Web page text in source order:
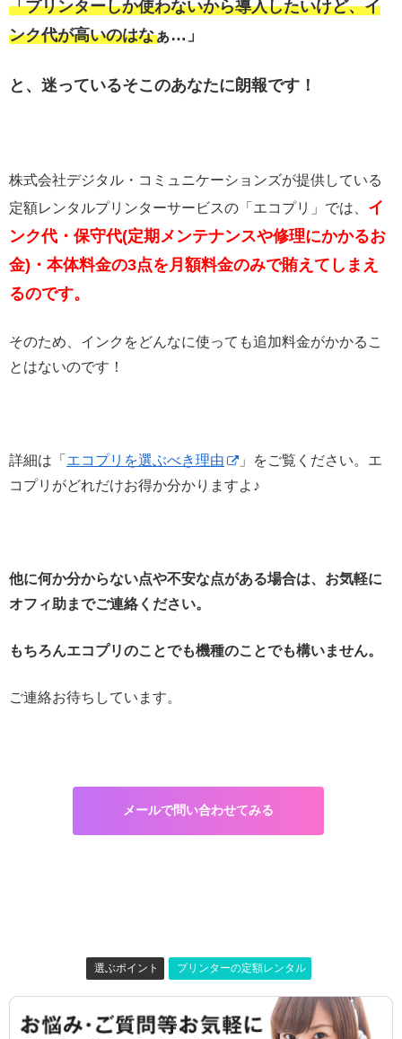
「プリンターしか使わないから導入したいけど、イ
ンク代が高いのはなぁ…」
と、迷っているそこのあなたに朗報です！
株式会社デジタル・コミュニケーションズが提供している
定額レンタルプリンターサービスの「エコプリ」では、 イ
ンク代・保守代(定期メンテナンスや修理にかかるお
金)・本体料金の3点を月額料金のみで賄えてしまえ
るのです。
そのため、インクをどんなに使っても追加料金がかかるこ
とはないのです！
詳細は「 エコプリを選ぶべき理由
」をご覧ください。エ
コプリがどれだけお得か分かりますよ♪
他に何か分からない点や不安な点がある場合は、お気軽に
オフィ助までご連絡ください。
もちろんエコプリのことでも機種のことでも構いません。
ご連絡お待ちしています。
メールで問い合わせてみる
選ぶポイント プリンターの定額レンタル